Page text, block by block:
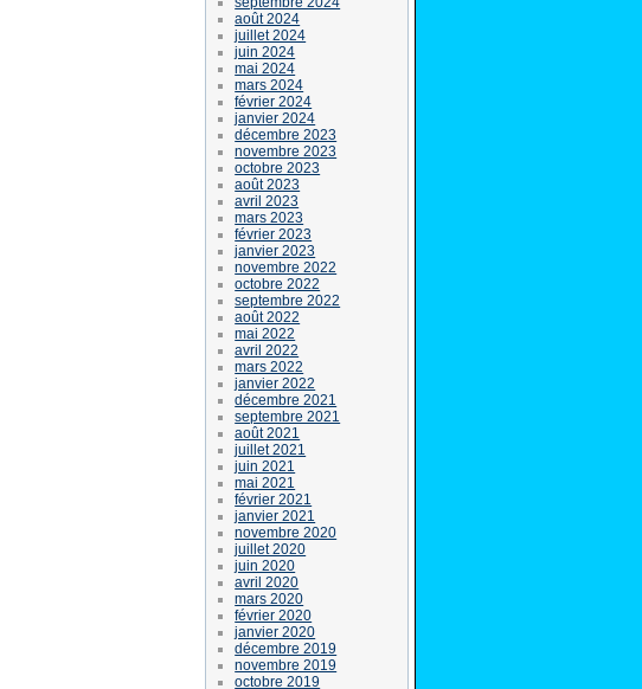
août 2024
juillet 2024
juin 2024
mai 2024
mars 2024
février 2024
janvier 2024
décembre 2023
novembre 2023
octobre 2023
août 2023
avril 2023
mars 2023
février 2023
janvier 2023
novembre 2022
octobre 2022
septembre 2022
août 2022
mai 2022
avril 2022
mars 2022
janvier 2022
décembre 2021
septembre 2021
août 2021
juillet 2021
juin 2021
mai 2021
février 2021
janvier 2021
novembre 2020
juillet 2020
juin 2020
avril 2020
mars 2020
février 2020
janvier 2020
décembre 2019
novembre 2019
octobre 2019